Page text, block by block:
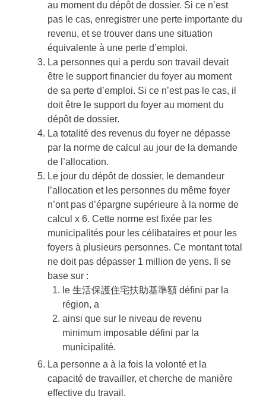
au moment du dépôt de dossier. Si ce n’est
pas le cas, enregistrer une perte importante du
revenu, et se trouver dans une situation
équivalente à une perte d’emploi.
La personnes qui a perdu son travail devait
être le support financier du foyer au moment
de sa perte d’emploi. Si ce n’est pas le cas, il
doit être le support du foyer au moment du
dépôt de dossier.
La totalité des revenus du foyer ne dépasse
par la norme de calcul au jour de la demande
de l’allocation.
Le jour du dépôt de dossier, le demandeur
l’allocation et les personnes du même foyer
n’ont pas d’épargne supérieure à la norme de
calcul x 6. Cette norme est fixée par les
municipalités pour les célibataires et pour les
foyers à plusieurs personnes. Ce montant total
ne doit pas dépasser 1 million de yens. Il se
base sur :
le 生活保護住宅扶助基準額 défini par la
région, a
ainsi que sur le niveau de revenu
minimum imposable défini par la
municipalité.
La personne a à la fois la volonté et la
capacité de travailler, et cherche de manière
effective du travail.